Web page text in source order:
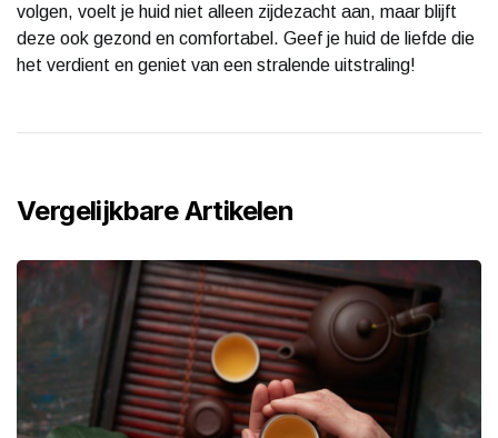
volgen, voelt je huid niet alleen zijdezacht aan, maar blijft
deze ook gezond en comfortabel. Geef je huid de liefde die
het verdient en geniet van een stralende uitstraling!
Vergelijkbare Artikelen